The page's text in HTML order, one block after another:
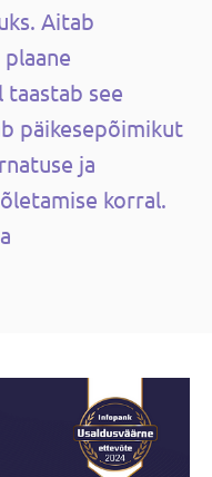
Aitab
taastab see
päikesepõimikut
ja
korral.